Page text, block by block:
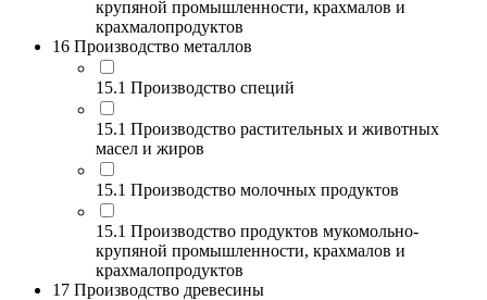
крупяной промышленности, крахмалов и
крахмалопродуктов
16 Производство металлов
15.1 Производство специй
15.1 Производство растительных и животных
масел и жиров
15.1 Производство молочных продуктов
15.1 Производство продуктов мукомольно-
крупяной промышленности, крахмалов и
крахмалопродуктов
17 Производство древесины